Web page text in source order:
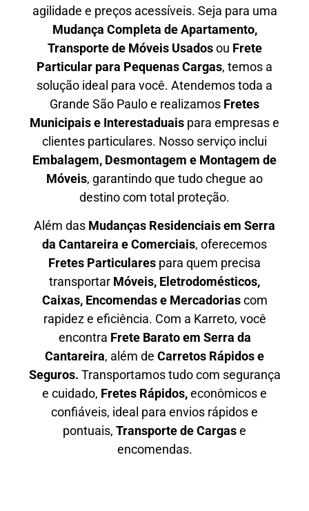
agilidade e preços acessíveis. Seja para uma
Mudança Completa de Apartamento,
Transporte de Móveis Usadosou Frete
Particular para Pequenas Cargas, temos a
solução ideal para você. Atendemostoda a
Grande São Pauloe realizamos Fretes
Municipais e Interestaduais para empresas e
clientes particulares. Nosso serviço inclui
Embalagem, Desmontagem e Montagem de
Móveis, garantindo que tudo chegue ao
destino com total proteção.
Além das Mudanças Residenciais em Serra
da Cantareira e Comerciais, oferecemos
Fretes Particulares para quem precisa
transportar Móveis, Eletrodomésticos,
Caixas, Encomendas e Mercadoriascom
rapidez e eficiência. Com a Karreto, você
encontra Frete Barato em Serra da
Cantareira, além de Carretos Rápidos e
Seguros. Transportamos tudo com segurança
e cuidado, Fretes Rápidos,econômicos e
confiáveis, ideal para envios rápidos e
pontuais, Transporte de Cargase
encomendas.